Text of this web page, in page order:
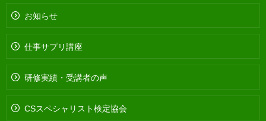
お知らせ
仕事サプリ講座
研修実績・受講者の声
CSスペシャリスト検定協会